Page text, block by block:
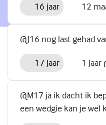
16 jaar 12
@J16 nog last gehad
17 jaar 1 jaar
@M17 ja ik dacht ik
een wedgie kan je wel